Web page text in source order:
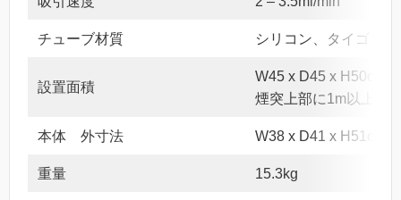
チューブ材質 シリコン、タイゴン
設置面積
W45 x D45 x H50cm
煙突上部に1m以上の
本体 外寸法 W38 x D41 x H51cm
重量 15.3kg